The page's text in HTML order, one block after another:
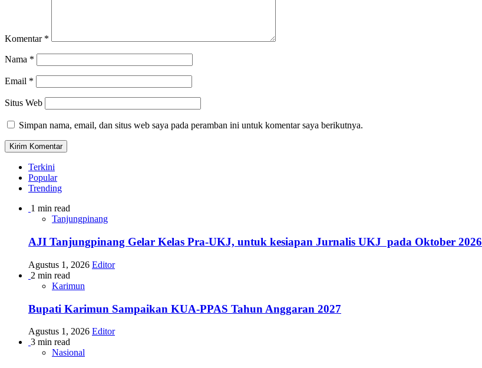
Komentar *
Nama *
Email *
Situs Web
Simpan nama, email, dan situs web saya pada peramban ini untuk komentar saya berikutnya.
Terkini
Popular
Trending
1 min read
Tanjungpinang
AJI Tanjungpinang Gelar Kelas Pra-UKJ, untuk kesiapan Jurnalis UKJ pada Oktober 2026
Agustus 1, 2026 Editor
2 min read
Karimun
Bupati Karimun Sampaikan KUA-PPAS Tahun Anggaran 2027
Agustus 1, 2026 Editor
3 min read
Nasional